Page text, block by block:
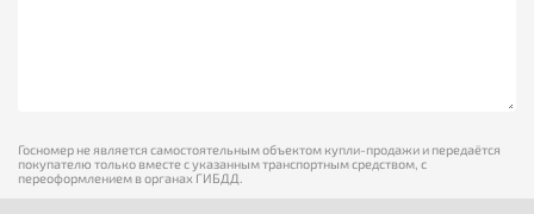
Госномер не является самостоятельным объектом купли-продажи и передаётся
покупателю только вместе с указанным транспортным средством, с
переоформлением в органах ГИБДД.